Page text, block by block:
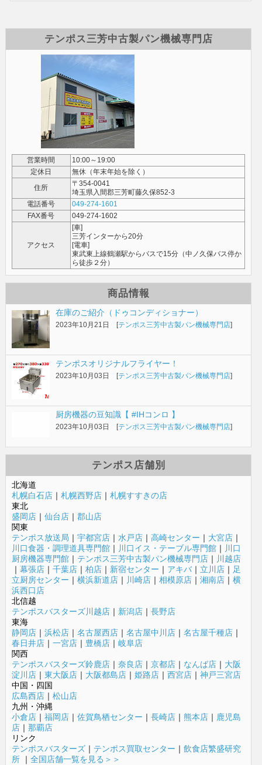
テンポス三芳中古製パン機械専門店
営業時間
10:00～19:00
定休日
無休（年末年始を除く）
住所
〒354-0041
埼玉県入間郡三芳町藤久保852-3
電話番号
049-274-1601
FAX番号
049-274-1602
アクセス
[車]
三芳インターから20分
[電車]
東武東上線鶴瀬駅からバスで15分（中ノ久保バス停か
ら徒歩２分）
商品情報
在庫のご紹介（ドゥコンディショナー）
2023年10月21日 [テンポス三芳中古製パン機械専門店]
テンポスオリジナルフライヤー！
2023年10月03日 [テンポス三芳中古製パン機械専門店]
厨房機器の豆知識【 #IHコンロ 】
2023年10月03日 [テンポス三芳中古製パン機械専門店]
テンポス店舗別
北海道
札幌白石店｜ 札幌西野店｜ 札幌すすきの店
東北
盛岡店｜ 仙台店｜ 郡山店
関東
テンポス放送局 ｜ 宇都宮店｜ 水戸店｜ 高崎センター ｜ 大宮店｜
川口食器・調理道具専門館｜ 川口イス・テーブル専門館｜ 川口
厨房機器専門館｜ テンポス三芳中古製パン機械専門店｜ 川越店
｜ 幕張店｜ 千葉店｜ 柏店｜ 新宿センター ｜ アキバ｜ 立川店｜ 足
立厨房センター ｜ 横浜新道店｜ 川崎店｜ 相模原店｜ 湘南店｜ 横
浜西口店
北信越
テンポスバスターズ川越店｜ 新潟店｜ 長野店
東海
静岡店｜ 浜松店｜ 名古屋西店｜ 名古屋中川店｜ 名古屋千種店｜
春日井店｜ 一宮店｜ 豊橋店｜ 岐阜店
関西
テンポスバスターズ鈴鹿店｜ 奈良店｜ 京都店｜ なんば店｜ 大阪
淀川店｜ 東大阪店｜ 大阪都島店｜ 姫路店｜ 西宮店｜ 神戸三宮店
中国・四国
広島西店｜ 松山店
九州・沖縄
小倉店｜ 福岡店｜ 佐賀鳥栖センター ｜ 長崎店｜ 熊本店｜ 鹿児島
店｜ 那覇店
リンク
テンポスバスターズ｜ テンポス買取センター ｜ 飲食店繁盛研究
所｜ 全国店舗一覧を見る＞＞